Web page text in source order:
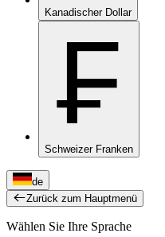
Kanadischer Dollar
₣
Schweizer Franken
de
Zurück zum Hauptmenü
Wählen Sie Ihre Sprache